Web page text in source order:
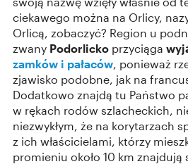
ciekawego można na Orlicy,
Orlicą, zobaczyć? Region u
zwany Podorlicko przyciąga
zamków i pałaców, ponieważ
zjawisko podobne, jak na
Dodatkowo znajdą tu Państwo
w rękach rodów szlacheckich,
niezwykłym, że na korytarzach
z ich właścicielami, którzy
promieniu około 10 km znajdują